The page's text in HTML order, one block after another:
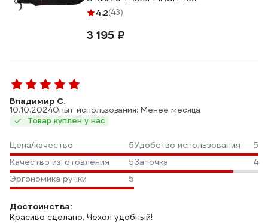
4.2(43)
3 195 ₽
Владимир С.
10.10.2024Опыт использования: Менее месяца
Товар куплен у нас
Цена/качество 5Удобство использования
5
Качество изготовления
5Заточка
4
Эргономика ручки
5
Достоинства:
Красиво сделано. Чехол удобный!